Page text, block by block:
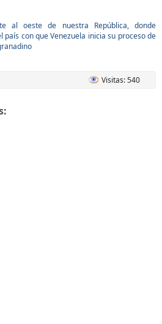
al oeste de nuestra República, donde
país con que Venezuela inicia su proceso de
Visitas: 540